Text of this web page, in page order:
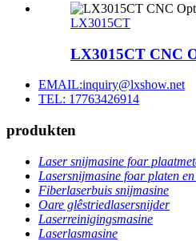
LX3015CT
LX3015CT CNC
EMAIL:inquiry@lxshow.net
TEL: 17763426914
produkten
Laser snijmasine foar
Lasersnijmasine foar platen
Fiberlaserbuis snijmasine
Oare glêstriedlasersnijder
Laserreinigingsmasine
Laserlasmasine